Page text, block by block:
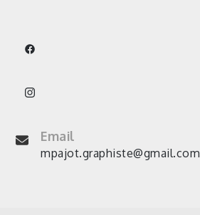
Email
mpajot.graphiste@gmail.com